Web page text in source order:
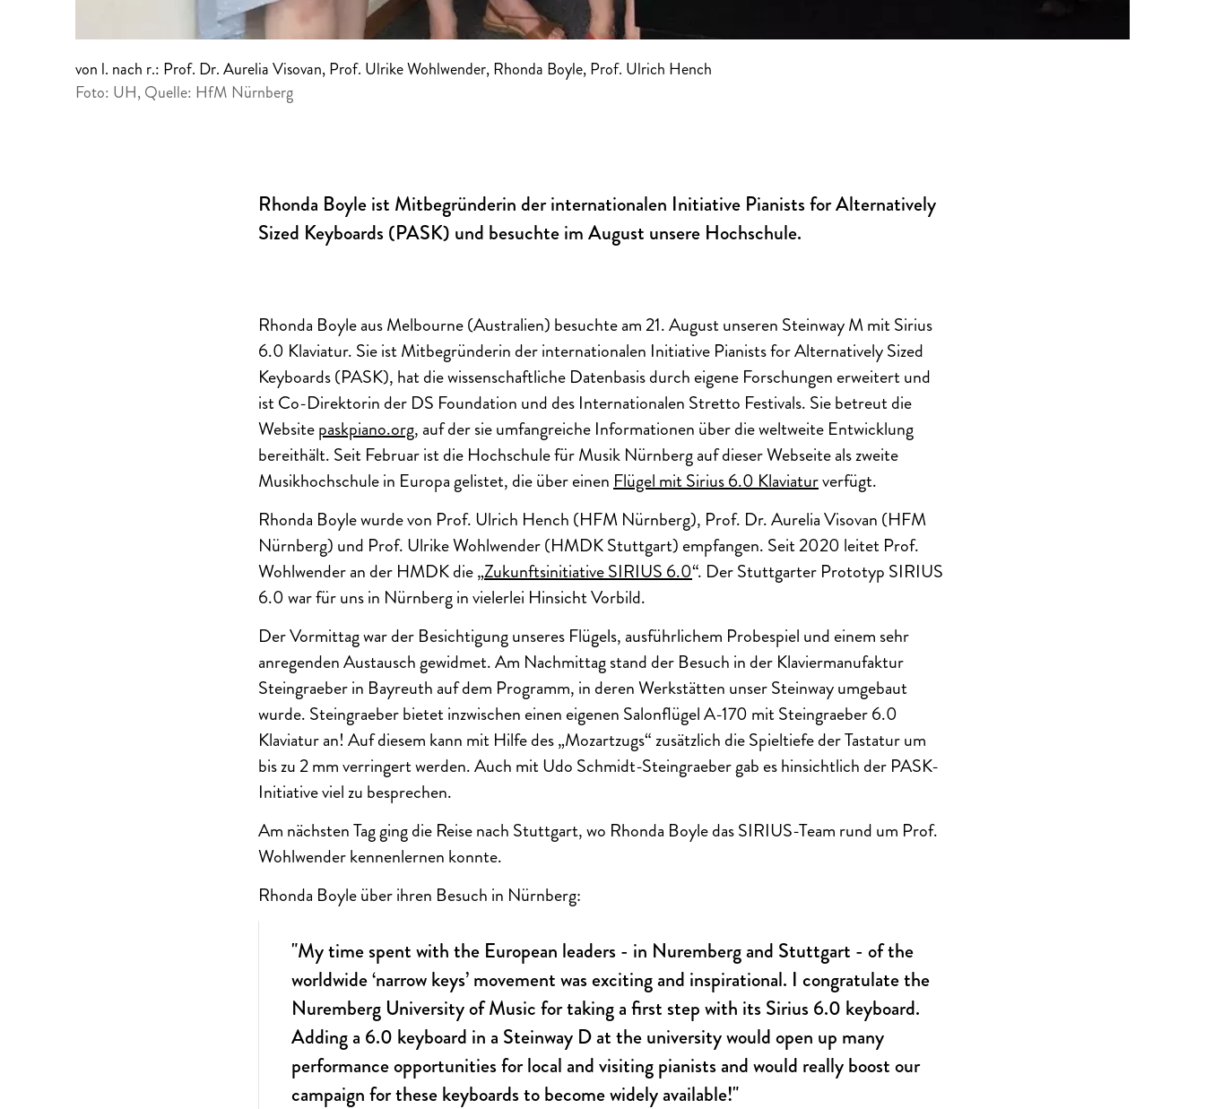
von l. nach r.: Prof. Dr. Aurelia Visovan, Prof. Ulrike Wohlwender, Rhonda Boyle, Prof. Ulrich Hench
Foto: UH, Quelle: HfM Nürnberg
Rhonda Boyle ist Mitbegründerin der internationalen Initiative Pianists for Alternatively
Sized Keyboards (PASK) und besuchte im August unsere Hochschule.
Rhonda Boyle aus Melbourne (Australien) besuchte am 21. August unseren Steinway M mit Sirius
6.0 Klaviatur. Sie ist Mitbegründerin der internationalen Initiative Pianists for Alternatively Sized
Keyboards (PASK), hat die wissenschaftliche Datenbasis durch eigene Forschungen erweitert und
ist Co-Direktorin der DS Foundation und des Internationalen Stretto Festivals. Sie betreut die
Websitepaskpiano.org, auf der sie umfangreiche Informationen über die weltweite Entwicklung
bereithält. Seit Februar ist die Hochschule für Musik Nürnberg auf dieser Webseite als zweite
Musikhochschule in Europa gelistet, die über einenFlügel mit Sirius 6.0 Klaviaturverfügt.
Rhonda Boyle wurde von Prof. Ulrich Hench (HFM Nürnberg), Prof. Dr. Aurelia Visovan (HFM
Nürnberg) und Prof. Ulrike Wohlwender (HMDK Stuttgart) empfangen. Seit 2020 leitet Prof.
Wohlwender an der HMDK die „Zukunftsinitiative SIRIUS 6.0“. Der Stuttgarter Prototyp SIRIUS
6.0 war für uns in Nürnberg in vielerlei Hinsicht Vorbild.
Der Vormittag war der Besichtigung unseres Flügels, ausführlichem Probespiel und einem sehr
anregenden Austausch gewidmet. Am Nachmittag stand der Besuch in der Klaviermanufaktur
Steingraeber in Bayreuth auf dem Programm, in deren Werkstätten unser Steinway umgebaut
wurde. Steingraeber bietet inzwischen einen eigenen Salonflügel A-170 mit Steingraeber 6.0
Klaviatur an! Auf diesem kann mit Hilfe des „Mozartzugs“ zusätzlich die Spieltiefe der Tastatur um
bis zu 2 mm verringert werden. Auch mit Udo Schmidt-Steingraeber gab es hinsichtlich der PASK-
Initiative viel zu besprechen.
Am nächsten Tag ging die Reise nach Stuttgart, wo Rhonda Boyle das SIRIUS-Team rund um Prof.
Wohlwender kennenlernen konnte.
Rhonda Boyle über ihren Besuch in Nürnberg:
"My time spent with the European leaders - in Nuremberg and Stuttgart - of the
worldwide ‘narrow keys’ movement was exciting and inspirational. I congratulate the
Nuremberg University of Music for taking a first step with its Sirius 6.0 keyboard.
Adding a 6.0 keyboard in a Steinway D at the university would open up many
performance opportunities for local and visiting pianists and would really boost our
campaign for these keyboards to become widely available!"